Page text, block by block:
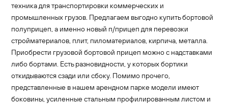
техника для транспортировки коммерческих и
промышленных грузов. Предлагаем выгодно купить бортовой
полуприцеп, а именно новый п/прицеп для перевозки
стройматериалов, плит, пиломатериалов, кирпича, металла.
Приобрести грузовой бортовой прицеп можно с надставками
либо бортами. Есть разновидности, у которых бортики
откидываются сзади или сбоку. Помимо прочего,
представленные в нашем арендном парке модели имеют
боковины, усиленные стальным профилированным листом и